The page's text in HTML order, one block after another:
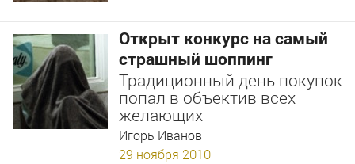
Открыт конкурс на самый
страшный шоппинг
Традиционный день покупок
попал в объектив всех
желающих
Игорь Иванов
29 ноября 2010